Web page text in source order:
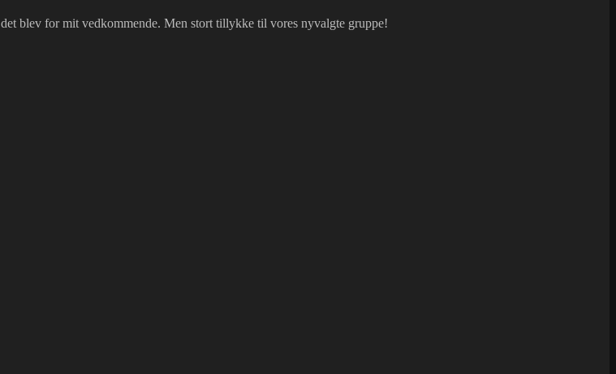
det blev for mit vedkommende. Men stort tillykke til vores nyvalgte gruppe!